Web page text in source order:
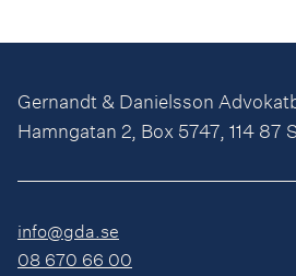
Gernandt & Danielsson
Hamngatan 2, Box 5747, 114 87
info@gda.se
08 670 66 00